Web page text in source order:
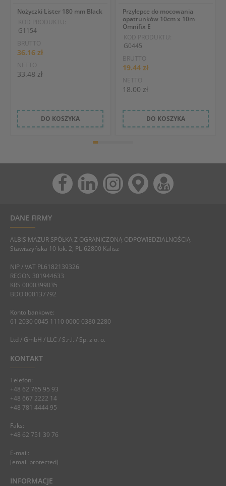
Nożyczki Lister 180 mm Black
KOD PRODUKTU:
G1154
BRUTTO
36.16 zł
NETTO
33.48 zł
DO KOSZYKA
Przylepce do mocowania
opatrunków 10cm x 10m
Omnifix E
KOD PRODUKTU:
G0445
BRUTTO
19.44 zł
NETTO
18.00 zł
DO KOSZYKA
DANE FIRMY
ALBIS MAZUR SPÓŁKA Z OGRANICZONĄ ODPOWIEDZIALNOŚCIĄ
Stawiszyńska 10 lok. 2, PL-62800 Kalisz
NIP / VAT PL6182139326
REGON 301944633
KRS 0000399035
BDO 000137792
Konto bankowe:
61 2030 0045 1110 0000 0380 2280
Ltd / GmbH / LLC / S.r.l. / Sp. z o. o.
KONTAKT
Telefon:
+48 62 765 95 93
+48 667 2222 14
+48 781 4444 95
Faks:
+48 62 751 39 76
E-mail:
[email protected]
INFORMACJE